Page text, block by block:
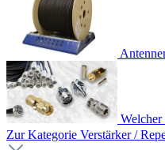
Welcher
Zur Kategorie Verstärker /